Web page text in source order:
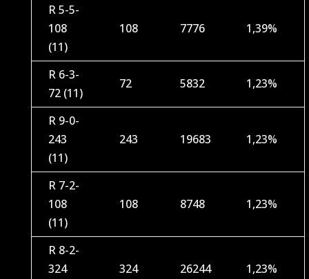
R 5-5-
108
(11)
108 7776 1,39%
R 6-3-
72 (11)
72 5832 1,23%
R 9-0-
243
(11)
243 19683 1,23%
R 7-2-
108
(11)
108 8748 1,23%
R 8-2-
324
324 26244 1,23%